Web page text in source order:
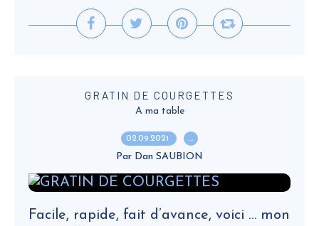
GRATIN DE COURGETTES
A ma table
02.09.2021 …
Par Dan SAUBION
Facile, rapide, fait d’avance, voici … mon